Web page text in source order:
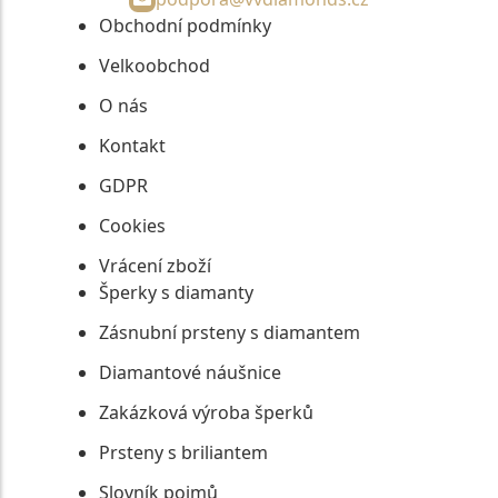
Obchodní podmínky
Velkoobchod
O nás
Kontakt
GDPR
Cookies
Vrácení zboží
Šperky s diamanty
Zásnubní prsteny s diamantem
Diamantové náušnice
Zakázková výroba šperků
Prsteny s briliantem
Slovník pojmů